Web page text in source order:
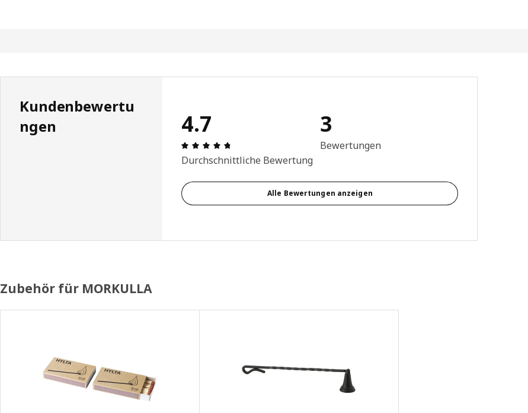
Kundenbewertu
ngen
4.7
Bewertung: 4.7 von 5 Sterne Anzahl der Bewertungen: 3
Durchschnittliche Bewertung
3
Bewertungen
Alle Bewertungen anzeigen
Zubehör für MORKULLA